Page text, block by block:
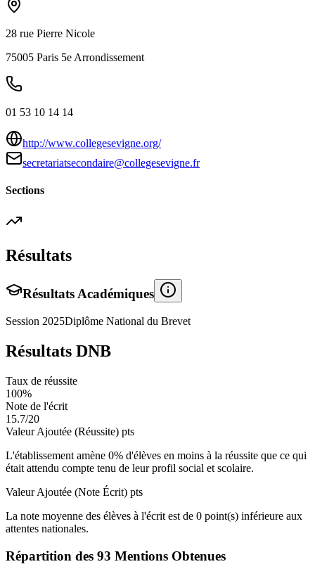
28 rue Pierre Nicole
75005 Paris 5e Arrondissement
01 53 10 14 14
http://www.collegesevigne.org/
secretariatsecondaire@collegesevigne.fr
Sections
Résultats
Résultats Académiques
Session 2025Diplôme National du Brevet
Résultats DNB
Taux de réussite
100%
Note de l'écrit
15.7/20
Valeur Ajoutée (Réussite) pts
L'établissement amène 0% d'élèves en moins à la réussite que ce qui
était attendu compte tenu de leur profil social et scolaire.
Valeur Ajoutée (Note Écrit) pts
La note moyenne des élèves à l'écrit est de 0 point(s) inférieure aux
attentes nationales.
Répartition des 93 Mentions Obtenues